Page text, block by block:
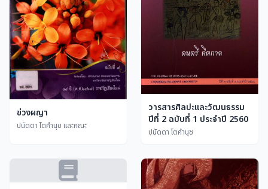
ข่วงผญา
ปนัดดา โตคำนุช และคณะ
วารสารศิลปะและวัฒนธรรม
ปีที่ 2 ฉบับที่ 1 ประจำปี 2560
ปนัดดา โตคำนุช